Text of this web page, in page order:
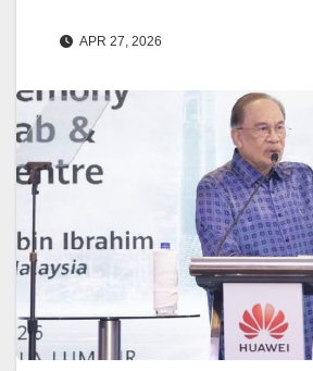
APR 27, 2026